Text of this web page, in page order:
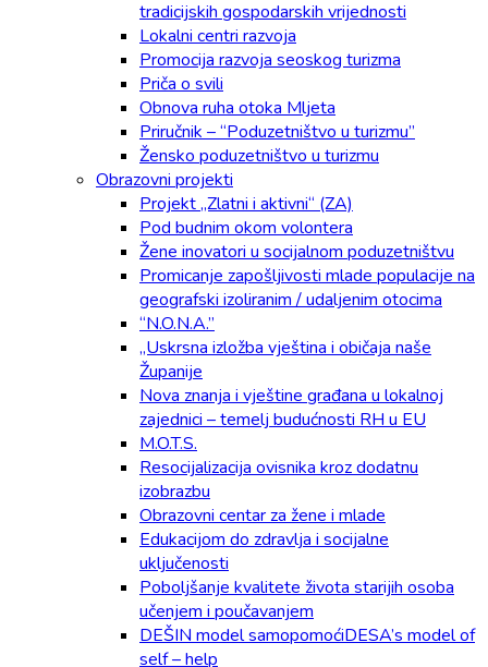
tradicijskih gospodarskih vrijednosti
Lokalni centri razvoja
Promocija razvoja seoskog turizma
Priča o svili
Obnova ruha otoka Mljeta
Priručnik – “Poduzetništvo u turizmu”
Žensko poduzetništvo u turizmu
Obrazovni projekti
Projekt „Zlatni i aktivni“ (ZA)
Pod budnim okom volontera
Žene inovatori u socijalnom poduzetništvu
Promicanje zapošljivosti mlade populacije na
geografski izoliranim / udaljenim otocima
“N.O.N.A.”
„Uskrsna izložba vještina i običaja naše
Županije
Nova znanja i vještine građana u lokalnoj
zajednici – temelj budućnosti RH u EU
M.O.T.S.
Resocijalizacija ovisnika kroz dodatnu
izobrazbu
Obrazovni centar za žene i mlade
Edukacijom do zdravlja i socijalne
uključenosti
Poboljšanje kvalitete života starijih osoba
učenjem i poučavanjem
DEŠIN model samopomoćiDESA’s model of
self – help